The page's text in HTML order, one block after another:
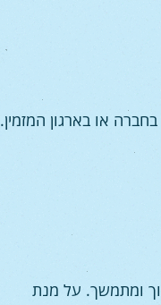
או בארגון המזמין.
ומתמשך. על מנת